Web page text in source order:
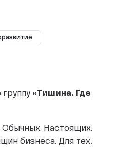
«Тишина. Где
Настоящих.
бизнеса. Для тех,